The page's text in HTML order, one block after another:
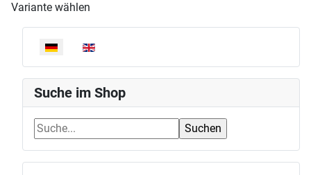
Sprache auswählen
Suche im Shop
Variante wählen